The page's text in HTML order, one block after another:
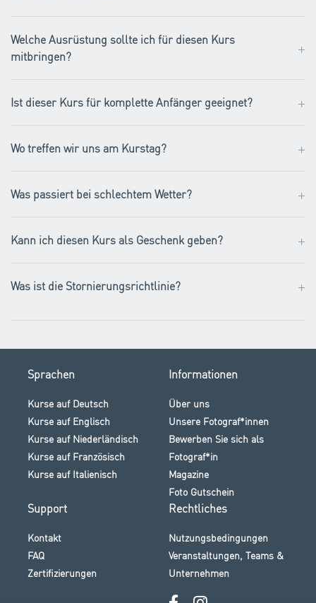
Welche Ausrüstung sollte ich für diesen Kurs
mitbringen?
+
Ist dieser Kurs für komplette Anfänger geeignet? +
Wo treffen wir uns am Kurstag? +
Was passiert bei schlechtem Wetter? +
Kann ich diesen Kurs als Geschenk geben? +
Was ist die Stornierungsrichtlinie? +
Sprachen
Kurse auf Deutsch
Kurse auf Englisch
Kurse auf Niederländisch
Kurse auf Französisch
Kurse auf Italienisch
Informationen
Über uns
Unsere Fotograf*innen
Bewerben Sie sich als
Fotograf*in
Magazine
Foto Gutschein
Support
Kontakt
FAQ
Zertifizierungen
Rechtliches
Nutzungsbedingungen
Veranstaltungen, Teams &
Unternehmen